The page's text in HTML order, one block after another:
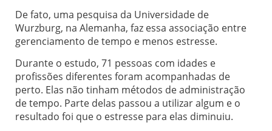
De fato, uma pesquisa da Universidade de
Wurzburg, na Alemanha, faz essa associação entre
gerenciamento de tempo e menos estresse.
Durante o estudo, 71 pessoas com idades e
profissões diferentes foram acompanhadas de
perto. Elas não tinham métodos de administração
de tempo. Parte delas passou a utilizar algum e o
resultado foi que o estresse para elas diminuiu.